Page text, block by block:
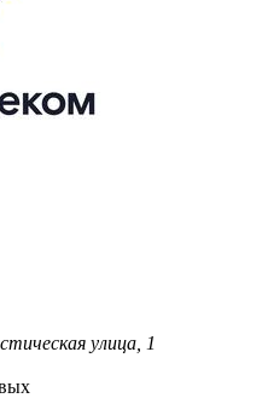
улица, 1